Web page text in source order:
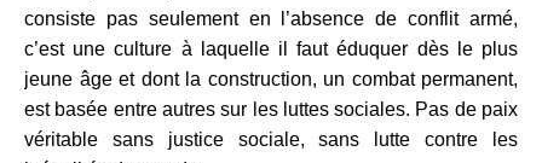
consiste pas seulement en l’absence de conflit armé,
c’est une culture à laquelle il faut éduquer dès le plus
jeune âge et dont la construction, un combat permanent,
est basée entre autres sur les luttes sociales. Pas de paix
véritable sans justice sociale, sans lutte contre les